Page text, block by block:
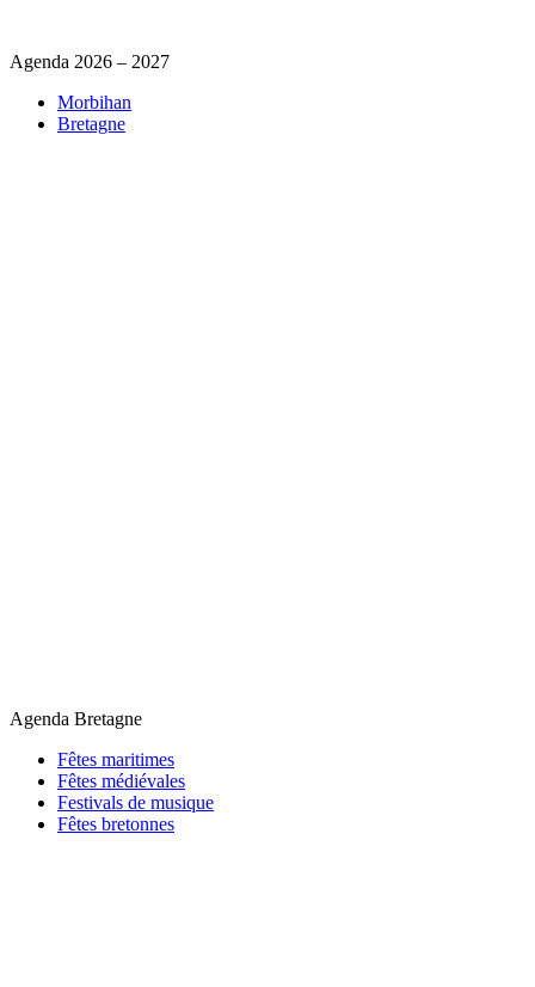
Agenda 2026 – 2027
Morbihan
Bretagne
Agenda Bretagne
Fêtes maritimes
Fêtes médiévales
Festivals de musique
Fêtes bretonnes